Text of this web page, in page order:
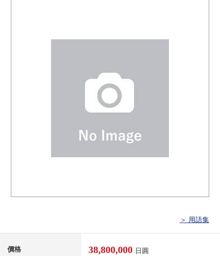
＞ 用語集
價格 38,800,000 日圓